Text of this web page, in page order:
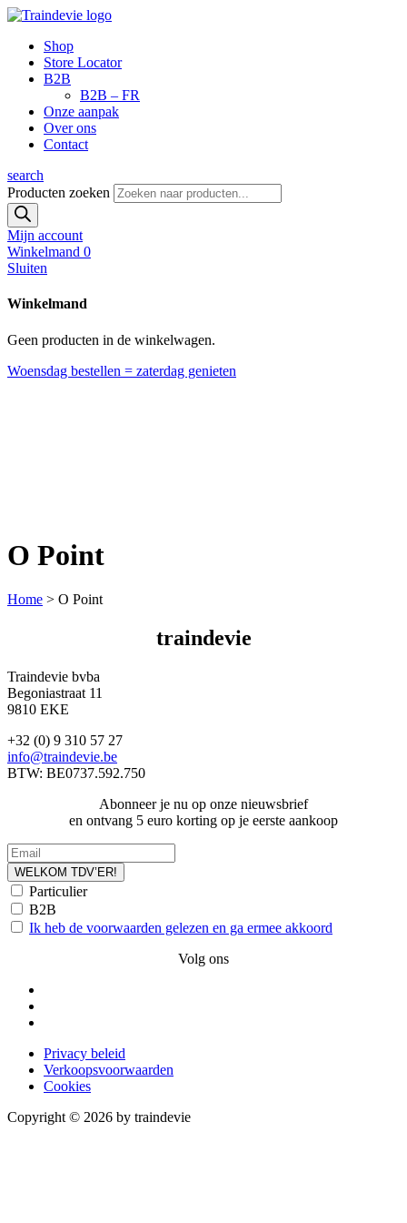
Shop
Store Locator
B2B
B2B – FR
Onze aanpak
Over ons
Contact
search
Producten zoeken
Mijn account
Winkelmand 0
Sluiten
Winkelmand
Geen producten in de winkelwagen.
Woensdag bestellen = zaterdag genieten
O Point
Home > O Point
traindevie
Traindevie bvba
Begoniastraat 11
9810 EKE
+32 (0) 9 310 57 27
info@traindevie.be
BTW: BE0737.592.750
Abonneer je nu op onze nieuwsbrief
en ontvang 5 euro korting op je eerste aankoop
WELKOM TDV’ER!
Particulier
B2B
Ik heb de voorwaarden gelezen en ga ermee akkoord
Volg ons
Privacy beleid
Verkoopsvoorwaarden
Cookies
Copyright © 2026 by traindevie